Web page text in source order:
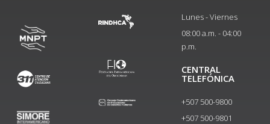
Lunes - Viernes
08:00 a.m. - 04:00
p.m.
CENTRAL
TELEFÓNICA
+507 500-9800
+507 500-9801​